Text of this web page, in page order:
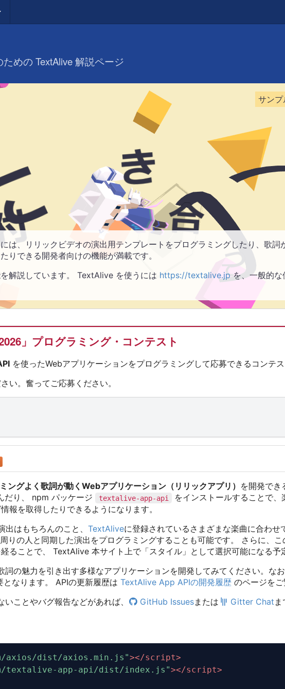
めの TextAlive 解説ページ
サンプ
には、リリックビデオの演出用テンプレートをプログラミングしたり、歌詞
りできる開発者向けの機能が満載です。
解説しています。 TextAlive を使うには https://textalive.jp を、一般的な
」プログラミング・コンテスト
を使ったWebアプリケーションをプログラミングして応募できるコンテス
い。奮ってご応募ください。
ングよく歌詞が動くWebアプリケーション（リリックアプリ） を開発で
だり、 npm パッケージ textalive-app-api
をインストールすることで
報を取得したりできるようになります。
はもちろんのこと、 TextAliveに登録されているさまざまな楽曲に合わせ
りの人と同期した演出をプログラミングすることも可能です。 さらに、
ることで、 TextAlive 本サイト上で「スタイル」として選択可能になる予
の魅力を引き出す多様なアプリケーションを開発してみてください。な
なります。 APIの更新履歴は TextAlive App APIの開発履歴 のページをご
ことやバグ報告などがあれば、
GitHub Issuesまたは Gitter Chat
axios/dist/axios.min.js "></script>
textalive-app-api/dist/index.js "></script>